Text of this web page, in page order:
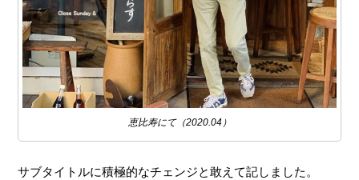
恵比寿にて（2020.04）
サブタイトルに積極的なチェンジと敢えて記しました。